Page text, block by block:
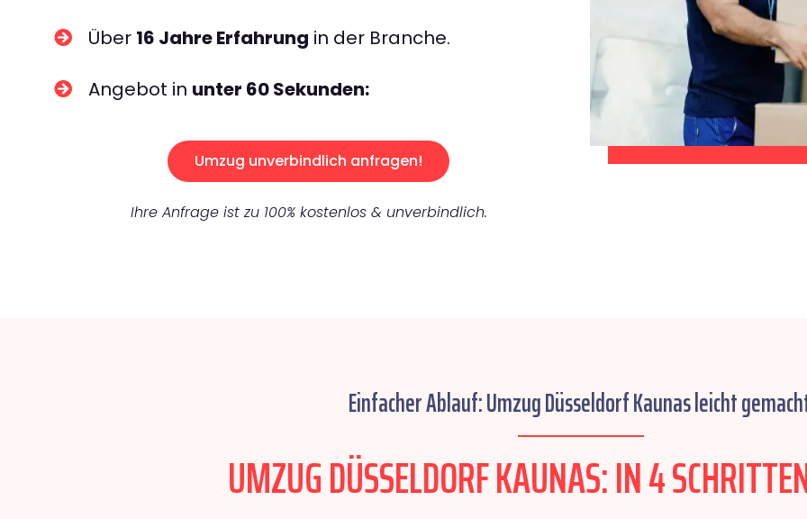
Über 16 Jahre Erfahrung in der Branche.
Angebot in unter 60 Sekunden:
Umzug unverbindlich anfragen!
Ihre Anfrage ist zu 100% kostenlos & unverbindlich.
Einfacher Ablauf: Umzug Düsseldorf Kaunas leicht
UMZUG DÜSSELDORF KAUNAS: IN 4